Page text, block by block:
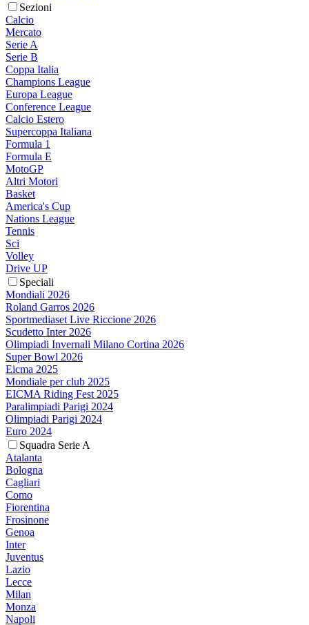
Sezioni
Calcio
Mercato
Serie A
Serie B
Coppa Italia
Champions League
Europa League
Conference League
Calcio Estero
Supercoppa Italiana
Formula 1
Formula E
MotoGP
Altri Motori
Basket
America's Cup
Nations League
Tennis
Sci
Volley
Drive UP
Speciali
Mondiali 2026
Roland Garros 2026
Sportmediaset Live Riccione 2026
Scudetto Inter 2026
Olimpiadi Invernali Milano Cortina 2026
Super Bowl 2026
Eicma 2025
Mondiale per club 2025
EICMA Riding Fest 2025
Paralimpiadi Parigi 2024
Olimpiadi Parigi 2024
Euro 2024
Squadra Serie A
Atalanta
Bologna
Cagliari
Como
Fiorentina
Frosinone
Genoa
Inter
Juventus
Lazio
Lecce
Milan
Monza
Napoli